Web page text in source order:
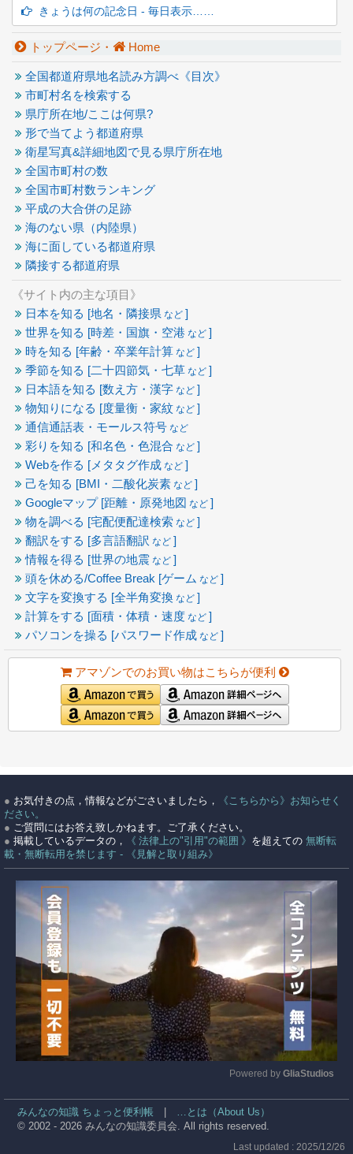
きょうは何の記念日 - 毎日表示……
トップページ・ Home
全国都道府県地名読み方調べ《目次》
市町村名を検索する
県庁所在地/ここは何県?
形で当てよう都道府県
衛星写真&詳細地図で見る県庁所在地
全国市町村の数
全国市町村数ランキング
平成の大合併の足跡
海のない県（内陸県）
海に面している都道府県
隣接する都道府県
《サイト内の主な項目》
日本を知る [地名・隣接県 など ]
世界を知る [時差・国旗・空港 など ]
時を知る [年齢・卒業年計算 など ]
季節を知る [二十四節気・七草 など ]
日本語を知る [数え方・漢字 など ]
物知りになる [度量衡・家紋 など ]
通信通話表・モールス符号 など
彩りを知る [和名色・色混合 など ]
Webを作る [メタタグ作成 など ]
己を知る [BMI・二酸化炭素 など ]
Googleマップ [距離・原発地図 など ]
物を調べる [宅配便配達検索 など ]
翻訳をする [多言語翻訳 など ]
情報を得る [世界の地震 など ]
頭を休める/Coffee Break [ゲーム など ]
文字を変換する [全半角変換 など ]
計算をする [面積・体積・速度 など ]
パソコンを操る [パスワード作成 など ]
アマゾンでのお買い物はこちらが便利
● お気付きの点，情報などがごさいましたら，
《こちらから》お知らせく
ださい。
● ご質問にはお答え致しかねます。ご了承ください。
● 掲載しているデータの， 《 法律上の"引用"の範囲 》 を超えての 無断転
載・無断転用を禁じます - 《見解と取り組み》
Powered by GliaStudios
みんなの知識 ちょっと便利帳 |
…とは（About Us）
© 2002 - 2026 みんなの知識委員会. All rights reserved.
Last updated : 2025/12/26